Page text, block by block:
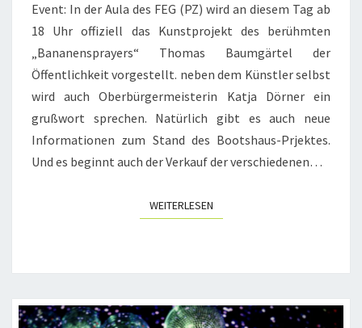
Event: In der Aula des FEG (PZ) wird an diesem Tag ab
18 Uhr offiziell das Kunstprojekt des berühmten
„Bananensprayers“ Thomas Baumgärtel der
Öffentlichkeit vorgestellt. neben dem Künstler selbst
wird auch Oberbürgermeisterin Katja Dörner ein
grußwort sprechen. Natürlich gibt es auch neue
Informationen zum Stand des Bootshaus-Prjektes.
Und es beginnt auch der Verkauf der verschiedenen…
WEITERLESENWEITERLESEN